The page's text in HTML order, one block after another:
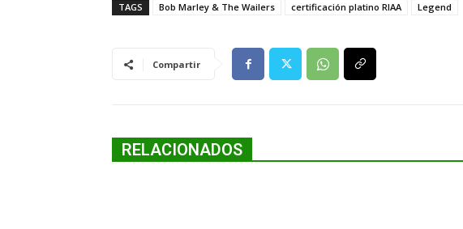
TAGS Bob Marley & The Wailers certificación platino RIAA Legend
Compartir
RELACIONADOS